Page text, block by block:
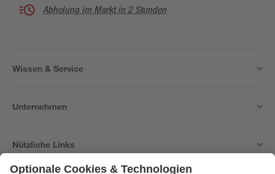
Abholung im Markt in 2 Stunden
Wissen & Service
Unternehmen
Nützliche Links